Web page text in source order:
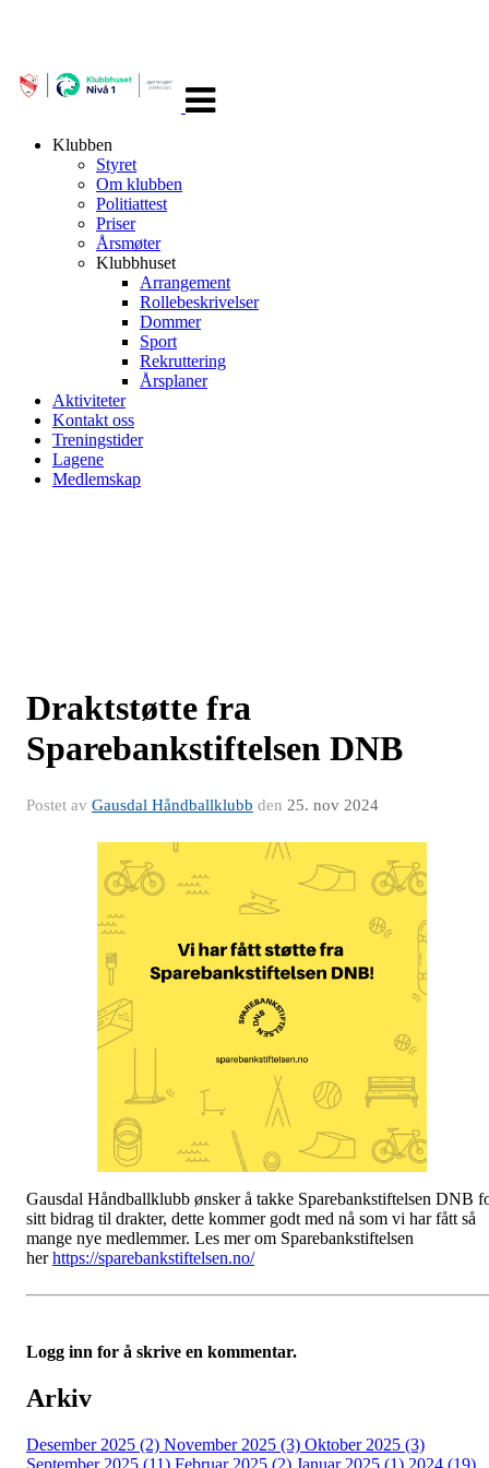
navigasjon
Klubben
Styret
Om klubben
Politiattest
Priser
Årsmøter
Klubbhuset
Arrangement
Rollebeskrivelser
Dommer
Sport
Rekruttering
Årsplaner
Aktiviteter
Kontakt oss
Treningstider
Lagene
Medlemskap
Draktstøtte fra
Sparebankstiftelsen DNB
Postet av Gausdal Håndballklubb den 25. nov 2024
Gausdal Håndballklubb ønsker å takke Sparebankstiftelsen DNB
sitt bidrag til drakter, dette kommer godt med nå som vi har fått så
mange nye medlemmer. Les mer om Sparebankstiftelsen
herhttps://sparebankstiftelsen.no/
Logg inn for å skrive en kommentar.
Arkiv
Desember 2025 (2) November 2025 (3) Oktober 2025 (3)
September 2025 (11) Februar 2025 (2) Januar 2025 (1) 2024 (19)